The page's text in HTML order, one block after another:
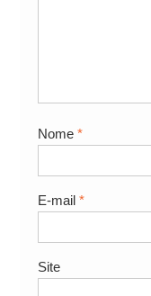
Nome *
E-mail *
Site